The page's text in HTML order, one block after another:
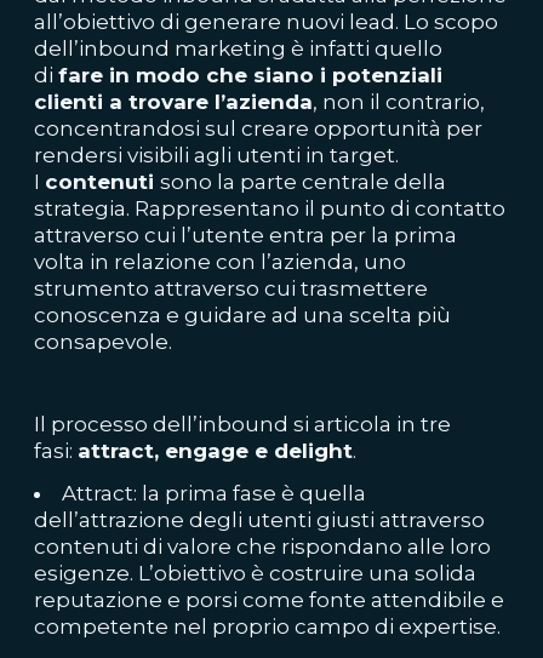
all’obiettivo di generare nuovi lead. Lo scopo
dell’inbound marketing è infatti quello
di fare in modo che siano i potenziali
clienti a trovare l’azienda, non il contrario,
concentrandosi sul creare opportunità per
rendersi visibili agli utenti in target.
I contenuti sono la parte centrale della
strategia. Rappresentano il punto di contatto
attraverso cui l’utente entra per la prima
volta in relazione con l’azienda, uno
strumento attraverso cui trasmettere
conoscenza e guidare ad una scelta più
consapevole.
Il processo dell’inbound si articola in tre
fasi: attract, engage e delight.
Attract: la prima fase è quella
dell’attrazione degli utenti giusti attraverso
contenuti di valore che rispondano alle loro
esigenze. L’obiettivo è costruire una solida
reputazione e porsi come fonte attendibile e
competente nel proprio campo di expertise.